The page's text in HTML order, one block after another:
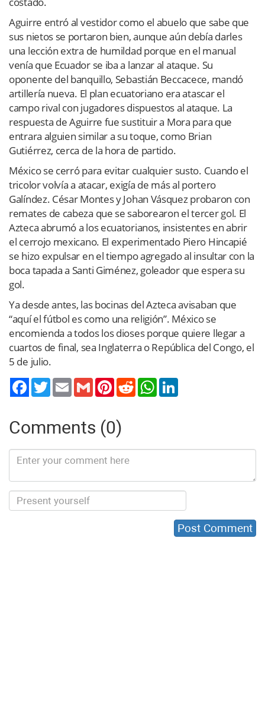
Aguirre entró al vestidor como el abuelo que sabe que
sus nietos se portaron bien, aunque aún debía darles
una lección extra de humildad porque en el manual
venía que Ecuador se iba a lanzar al ataque. Su
oponente del banquillo, Sebastián Beccacece, mandó
artillería nueva. El plan ecuatoriano era atascar el
campo rival con jugadores dispuestos al ataque. La
respuesta de Aguirre fue sustituir a Mora para que
entrara alguien similar a su toque, como Brian
Gutiérrez, cerca de la hora de partido.
México se cerró para evitar cualquier susto. Cuando el
tricolor volvía a atacar, exigía de más al portero
Galíndez. César Montes y Johan Vásquez probaron con
remates de cabeza que se saborearon el tercer gol. El
Azteca abrumó a los ecuatorianos, insistentes en abrir
el cerrojo mexicano. El experimentado Piero Hincapié
se hizo expulsar en el tiempo agregado al insultar con la
boca tapada a Santi Giménez, goleador que espera su
gol.
Ya desde antes, las bocinas del Azteca avisaban que
“aquí el fútbol es como una religión”. México se
encomienda a todos los dioses porque quiere llegar a
cuartos de final, sea Inglaterra o República del Congo, el
5 de julio.
TwitterEmail Gmail PinterestReddit WhatsApp
Comments (0)